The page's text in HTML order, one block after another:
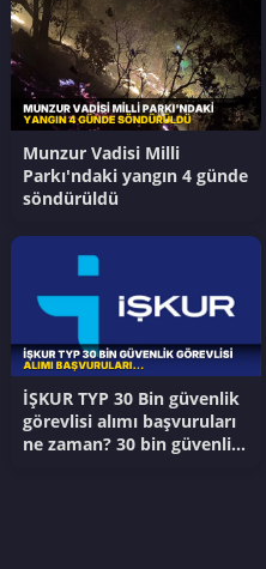
Munzur Vadisi Milli
Parkı'ndaki yangın 4 günde
söndürüldü
İŞKUR TYP 30 Bin güvenlik
görevlisi alımı başvuruları
ne zaman? 30 bin güvenlik